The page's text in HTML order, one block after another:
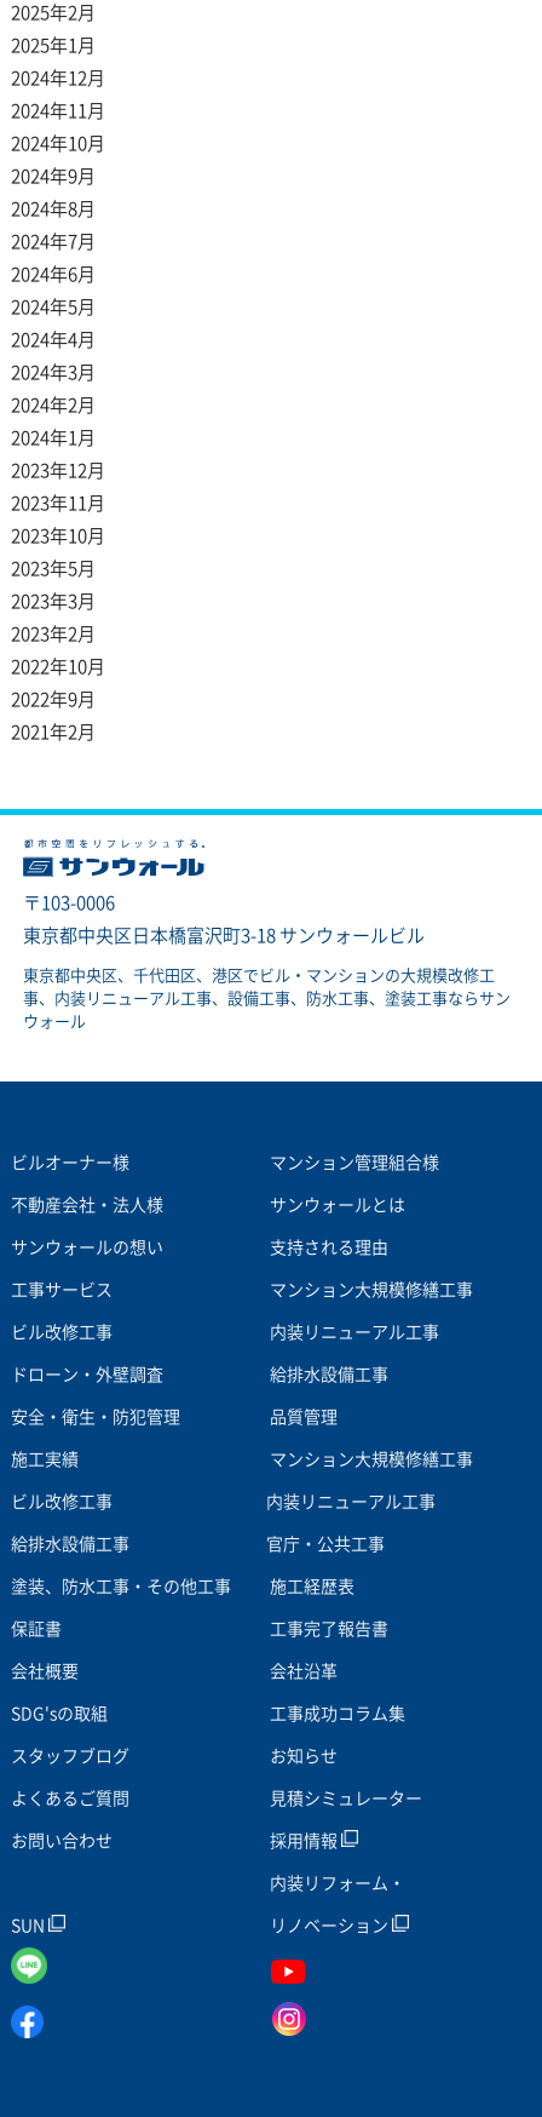
2025年2月
2025年1月
2024年12月
2024年11月
2024年10月
2024年9月
2024年8月
2024年7月
2024年6月
2024年5月
2024年4月
2024年3月
2024年2月
2024年1月
2023年12月
2023年11月
2023年10月
2023年5月
2023年3月
2023年2月
2022年10月
2022年9月
2021年2月
〒103-0006
東京都中央区日本橋富沢町3-18 サンウォールビル
東京都中央区、千代田区、港区でビル・マンションの大規模改修工
事、内装リニューアル工事、設備工事、防水工事、塗装工事ならサン
ウォール
ビルオーナー様 マンション管理組合様
不動産会社・法人様 サンウォールとは
サンウォールの想い 支持される理由
工事サービス マンション大規模修繕工事
ビル改修工事 内装リニューアル工事
ドローン・外壁調査 給排水設備工事
安全・衛生・防犯管理 品質管理
施工実績 マンション大規模修繕工事
ビル改修工事 内装リニューアル工事
給排水設備工事 官庁・公共工事
塗装、防水工事・その他工事 施工経歴表
保証書 工事完了報告書
会社概要 会社沿革
SDG'sの取組 工事成功コラム集
スタッフブログ お知らせ
よくあるご質問 見積シミュレーター
お問い合わせ 採用情報
SUN
内装リフォーム・
リノベーション